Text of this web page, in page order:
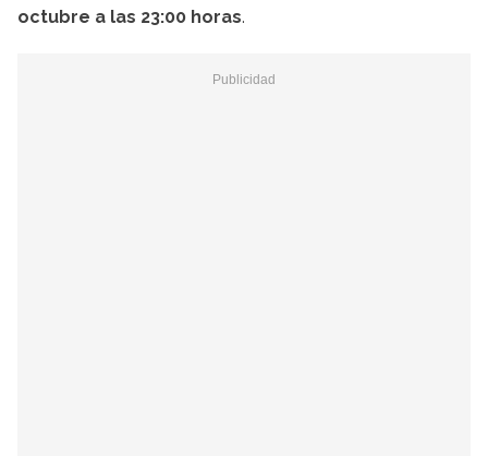
octubre a las 23:00 horas.